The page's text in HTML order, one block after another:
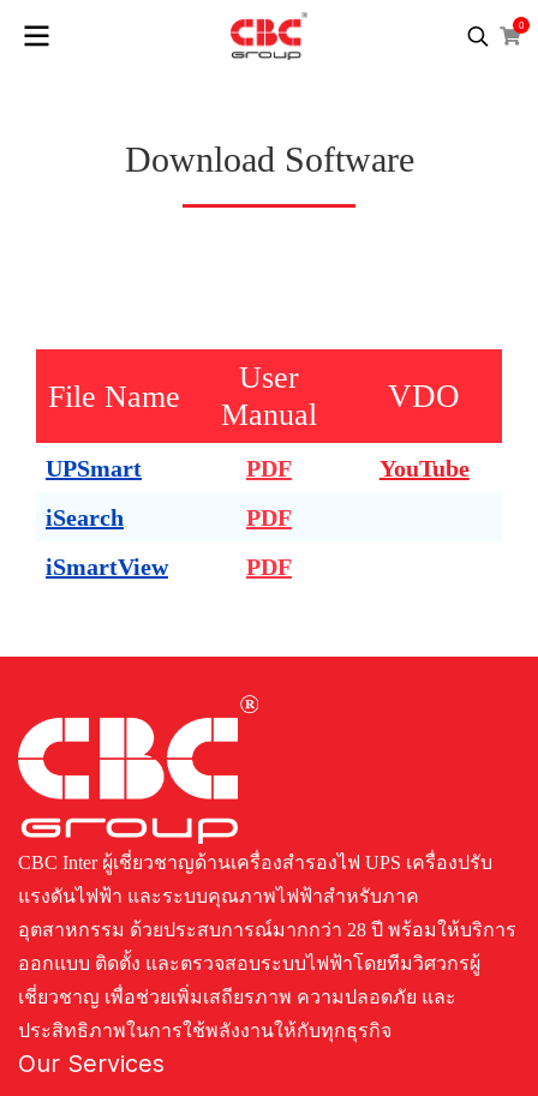
0
Download Software
File Name
User
Manual
VDO
UPSmart PDF
YouTube
iSearch
PDF
iSmartView
PDF
CBC Inter ผู้เชี่ยวชาญด้านเครื่องสำรองไฟ UPS เครื่องปรับ
แรงดันไฟฟ้า และระบบคุณภาพไฟฟ้าสำหรับภาค
อุตสาหกรรม ด้วยประสบการณ์มากกว่า 28 ปี พร้อมให้บริการ
ออกแบบ ติดตั้ง และตรวจสอบระบบไฟฟ้าโดยทีมวิศวกรผู้
เชี่ยวชาญ เพื่อช่วยเพิ่มเสถียรภาพ ความปลอดภัย และ
ประสิทธิภาพในการใช้พลังงานให้กับทุกธุรกิจ
Our Services